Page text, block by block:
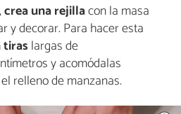
crea una rejillacon la masa
y decorar. Para hacer esta
tiras largas de
y acomódalas
relleno de manzanas.